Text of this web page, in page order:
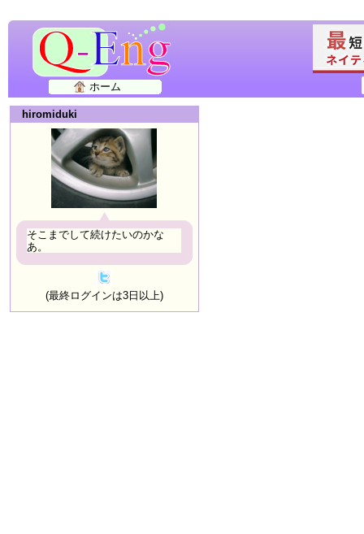
ホーム
hiromiduki
そこまでして続けたいのかな
あ。
(最終ログインは3日以上)